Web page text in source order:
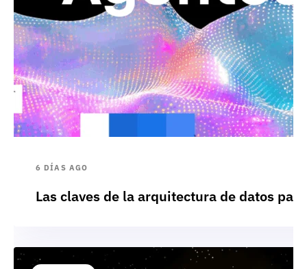
6 DÍAS AGO
Las claves de la arquitectura de datos